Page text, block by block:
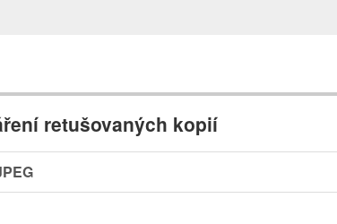
retušovaných kopií